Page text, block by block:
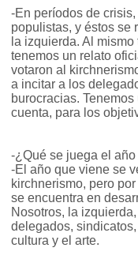
-En períodos de
populistas, y éstos se
la izquierda. Al
tenemos un relato
votaron al
a incitar a los
burocracias.
cuenta, para los
-¿Qué se juega el
-El año que viene se
kirchnerismo, pero
se encuentra en
Nosotros, la
delegados,
cultura y el arte.